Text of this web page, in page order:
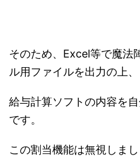
そのため、Excel等で魔法
ル用ファイルを出力の上、
給与計算ソフトの内容を
です。
この割当機能は無視しまし